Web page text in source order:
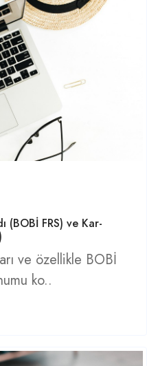
(BOBİ FRS) ve Kar-
ve özellikle BOBİ
ko..